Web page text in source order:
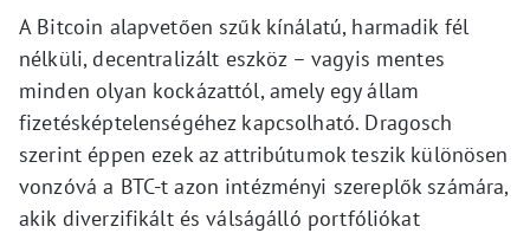
A Bitcoin alapvetően szűk kínálatú, harmadik fél
nélküli, decentralizált eszköz – vagyis mentes
minden olyan kockázattól, amely egy állam
fizetésképtelenségéhez kapcsolható. Dragosch
szerint éppen ezek az attribútumok teszik különösen
vonzóvá a BTC-t azon intézményi szereplők számára,
akik diverzifikált és válságálló portfóliókat